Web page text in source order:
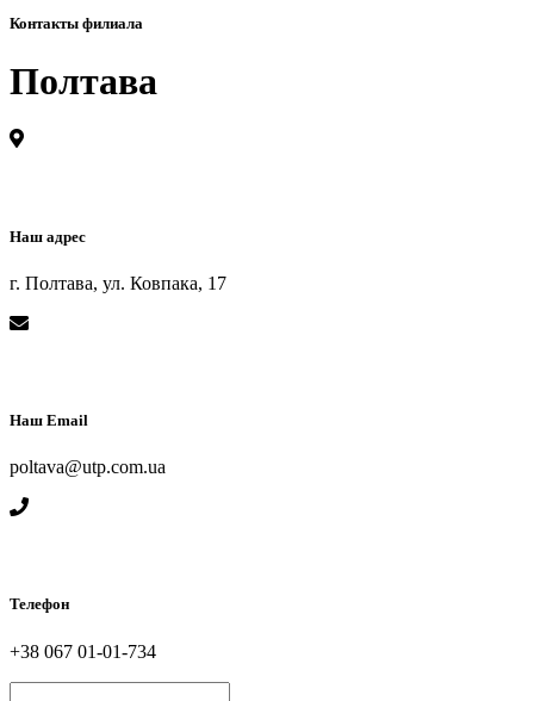
Контакты филиала
Полтава
Наш адрес
г. Полтава, ул. Ковпака, 17
Наш Email
poltava@utp.com.ua
Телефон
+38 067 01-01-734